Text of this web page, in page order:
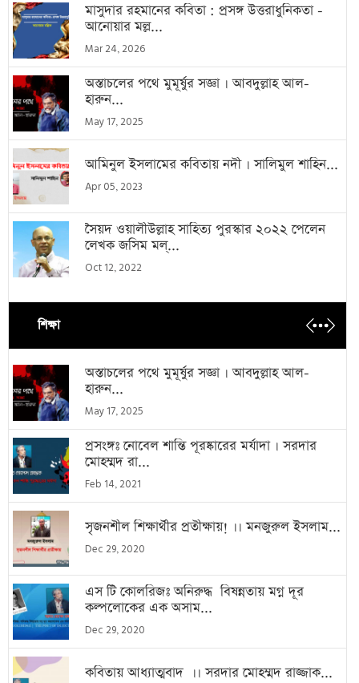
মাসুদার রহমানের কবিতা : প্রসঙ্গ উত্তরাধুনিকতা -
আনোয়ার মল্ল...
Mar 24, 2026
অস্তাচলের পথে মুমূর্ষুর সজ্ঞা । আবদুল্লাহ আল-
হারুন...
May 17, 2025
আমিনুল ইসলামের কবিতায় নদী । সালিমুল শাহিন...
Apr 05, 2023
সৈয়দ ওয়ালীউল্লাহ সাহিত্য পুরস্কার ২০২২ পেলেন
লেখক জসিম মল্...
Oct 12, 2022
শিক্ষা
অস্তাচলের পথে মুমূর্ষুর সজ্ঞা । আবদুল্লাহ আল-
হারুন...
May 17, 2025
প্রসংঙ্গঃ নোবেল শান্তি পূরষ্কারের মর্যাদা । সরদার
মোহম্মদ রা...
Feb 14, 2021
সৃজনশীল শিক্ষার্থীর প্রতীক্ষায়! ।। মনজুরুল ইসলাম...
Dec 29, 2020
এস টি কোলরিজঃ অনিরুদ্ধ বিষন্নতায় মগ্ন দূর
কল্পলোকের এক অসাম...
Dec 29, 2020
কবিতায় আধ্যাত্মবাদ ।। সরদার মোহম্মদ রাজ্জাক...